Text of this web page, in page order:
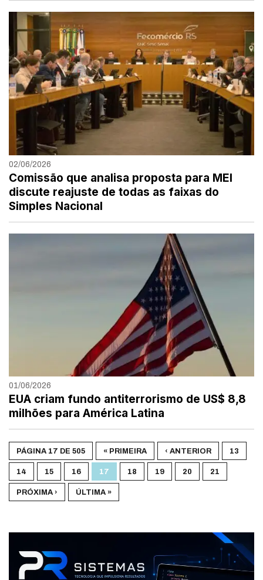
02/06/2026
Comissão que analisa proposta para MEI
discute reajuste de todas as faixas do
Simples Nacional
01/06/2026
EUA criam fundo antiterrorismo de US$ 8,8
milhões para América Latina
PÁGINA 17 DE 505 « PRIMEIRA ‹ ANTERIOR 13
14 15 16 17 18 19 20 21
PRÓXIMA › ÚLTIMA »